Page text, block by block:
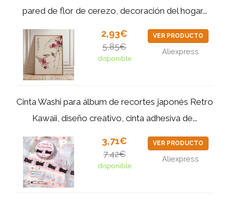
pared de flor de cerezo, decoración del hogar...
2,93€
5,85€
disponible
VER PRODUCTO
Aliexpress
Cinta Washi para álbum de recortes japonés Retro
Kawaii, diseño creativo, cinta adhesiva de...
3,71€
7,42€
disponible
VER PRODUCTO
Aliexpress